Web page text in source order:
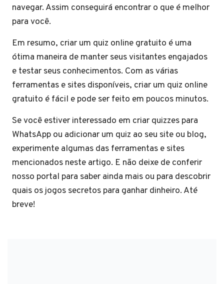
navegar. Assim conseguirá encontrar o que é melhor
para você.
Em resumo, criar um quiz online gratuito é uma
ótima maneira de manter seus visitantes engajados
e testar seus conhecimentos. Com as várias
ferramentas e sites disponíveis, criar um quiz online
gratuito é fácil e pode ser feito em poucos minutos.
Se você estiver interessado em criar quizzes para
WhatsApp ou adicionar um quiz ao seu site ou blog,
experimente algumas das ferramentas e sites
mencionados neste artigo. E não deixe de conferir
nosso portal para saber ainda mais ou para descobrir
quais os jogos secretos para ganhar dinheiro. Até
breve!